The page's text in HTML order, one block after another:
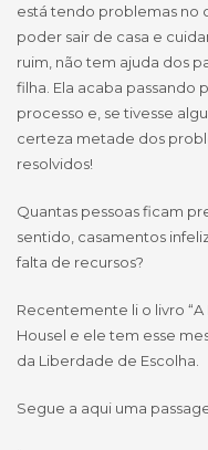
está tendo problemas no
poder sair de casa e
ruim, não tem ajuda dos
filha. Ela acaba passando
processo e, se tivesse
certeza metade dos
resolvidos!
Quantas pessoas ficam
sentido, casamentos
falta de recursos?
Recentemente li o livro
Housel e ele tem esse
da Liberdade de Escolha.
Segue a aqui uma